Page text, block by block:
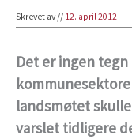
Skrevet av// 12. april 2012
Det er ingen
landsmøtet
varslet tidligere